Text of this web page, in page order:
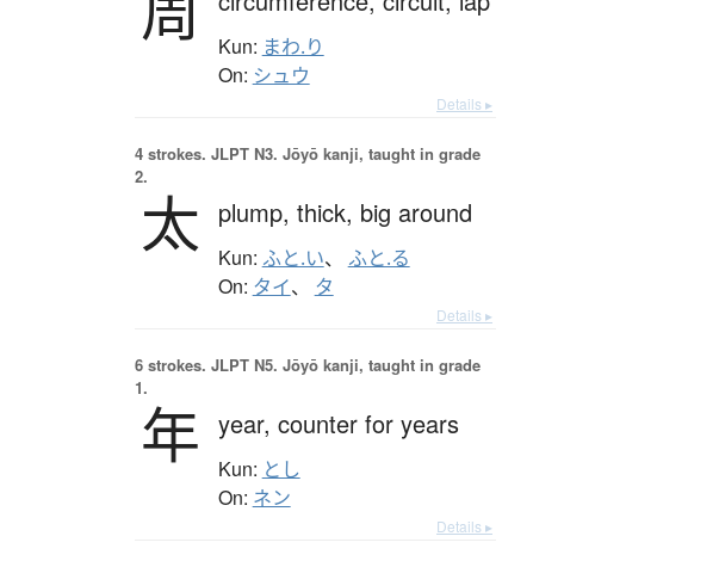
Kun: まわ.り
On: シュウ
Details ▸
4 strokes. JLPT N3. Jōyō kanji, taught in grade
2.
太 plump, thick, big around
Kun: ふと.い、 ふと.る
On: タイ、 タ
Details ▸
6 strokes. JLPT N5. Jōyō kanji, taught in grade
1.
年 year, counter for years
Kun: とし
On: ネン
Details ▸